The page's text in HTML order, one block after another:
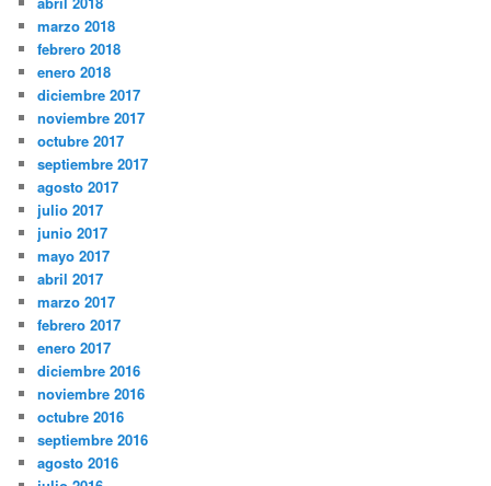
marzo 2018
febrero 2018
enero 2018
diciembre 2017
noviembre 2017
octubre 2017
septiembre 2017
agosto 2017
julio 2017
junio 2017
mayo 2017
abril 2017
marzo 2017
febrero 2017
enero 2017
diciembre 2016
noviembre 2016
octubre 2016
septiembre 2016
agosto 2016